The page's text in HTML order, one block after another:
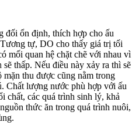
đối ổn định, thích hợp cho ấu
tự, DO cho thấy giá trị tối
mối quan hệ chặt chẽ với nhau vì
thấp. Nếu điều này xảy ra thì sẽ
thu được cũng nằm trong
Chất lượng nước phù hợp với ấu
chất, các quá trình sinh lý, khả
thức ăn trong quá trình nuôi,